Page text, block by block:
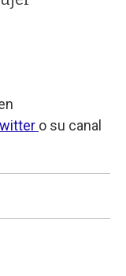
o su canal